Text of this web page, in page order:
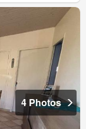
4 Photos